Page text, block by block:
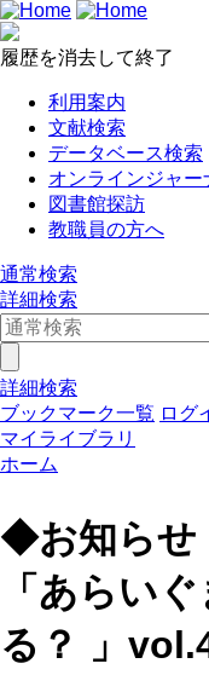
履歴を消去して終了
利用案内
文献検索
データベース検索
オンラインジャー
図書館探訪
教職員の方へ
通常検索
詳細検索
詳細検索
ブックマーク一覧 ログ
マイライブラリ
ホーム
◆お知ら
「あらい
る？ 」